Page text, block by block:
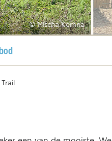
© Mischa Kemna